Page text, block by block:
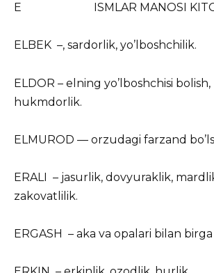
E ISMLAR MANOSI
ELBEK –, sardorlik, yo’lboshchilik.
ELDOR – elning yo’lboshchisi
hukmdorlik.
ELMUROD — orzudagi farzand
ERALI – jasurlik, dovyuraklik,
zakovatlilik.
ERGASH – aka va opalari bilan